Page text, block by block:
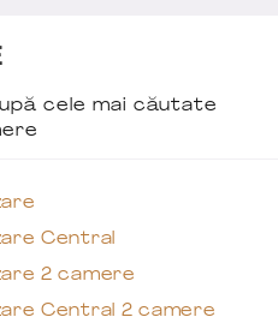
cele mai căutate
Central
2 camere
Central 2 camere